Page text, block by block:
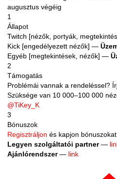
augusztus végéig
1
Állapot
Twitch [nézők, portyák,
Kick [engedélyezett nézők] —
Egyéb [megtekintések, nézők] —
2
Támogatás
Problémái vannak a rendeléssel?
Szüksége van 10 000–100 000
@TiKey_K
3
Bónuszok
Regisztráljon és kapjon bónuszokat
Legyen szolgáltatói partner—
Ajánlórendszer— link